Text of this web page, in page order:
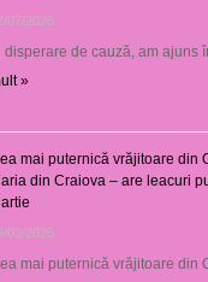
07/2026
disperare de cauză, am ajuns
»
mai puternică vrăjitoare din
din Craiova – are leacuri
03/2026
mai puternică vrăjitoare din